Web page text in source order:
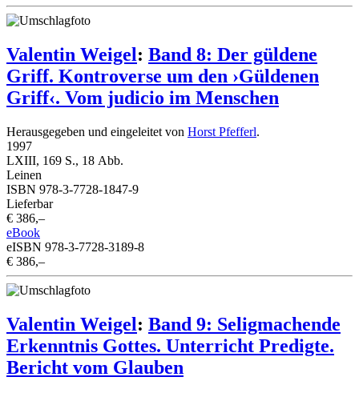
Valentin Weigel: Band 8: Der güldene
Griff. Kontroverse um den ›Güldenen
Griff‹. Vom judicio im Menschen
Herausgegeben und eingeleitet von Horst Pfefferl.
1997
LXIII, 169 S., 18 Abb.
Leinen
ISBN 978-3-7728-1847-9
Lieferbar
€ 386,–
eBook
eISBN 978-3-7728-3189-8
€ 386,–
Valentin Weigel: Band 9: Seligmachende
Erkenntnis Gottes. Unterricht Predigte.
Bericht vom Glauben